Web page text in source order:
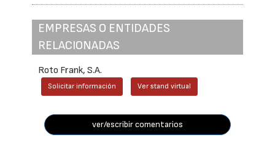
EMPRESAS O ENTIDADES
RELACIONADAS
Roto Frank, S.A.
Solicitar información Ver stand virtual
ver/escribir comentarios